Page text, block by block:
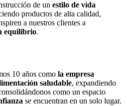
de un estilo de vida
productos de alta calidad,
a nuestros clientes a
equilibrio.
10 años como la empresa
saludable, expandiendo
como un espacio
se encuentran en un solo lugar.